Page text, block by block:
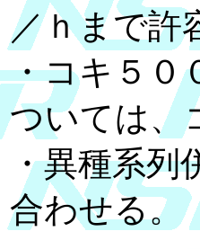
／ｈまで許
・コキ５０
ついては、
・異種系
合わせる。